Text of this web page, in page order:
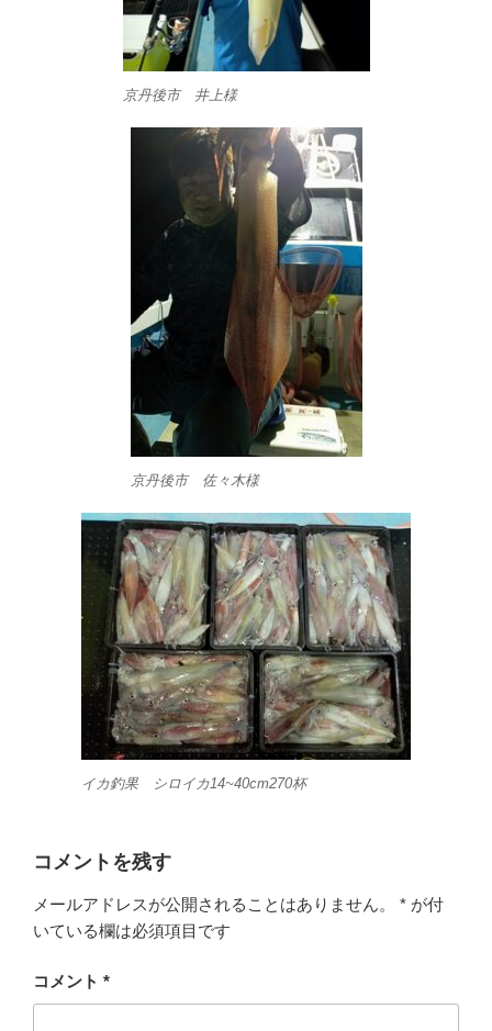
京丹後市 井上様
京丹後市 佐々木様
イカ釣果 シロイカ14~40cm270杯
コメントを残す
メールアドレスが公開されることはありません。 * が付
いている欄は必須項目です
コメント *